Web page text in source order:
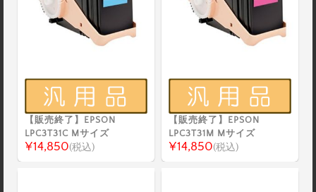
【販売終了】EPSON
LPC3T31C Mサイズ
¥14,850(税込)
【販売終了】EPSON
LPC3T31M Mサイズ
¥14,850(税込)